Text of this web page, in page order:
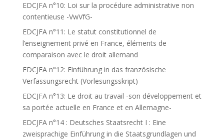
EDCJFA n°10: Loi sur la procédure administrative non
contentieuse -VwVfG-
EDCJFA n°11: Le statut constitutionnel de
l’enseignement privé en France, éléments de
comparaison avec le droit allemand
EDCJFA n°12: Einführung in das französische
Verfassungsrecht (Vorlesungsskript)
EDCJFA n°13: Le droit au travail -son développement et
sa portée actuelle en France et en Allemagne-
EDCJFA n°14 : Deutsches Staatsrecht I : Eine
zweisprachige Einführung in die Staatsgrundlagen und